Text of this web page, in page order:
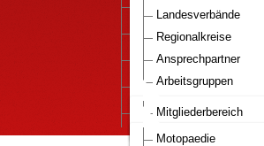
Landesverbände
Regionalkreise
Ansprechpartner
Arbeitsgruppen
Pressestimmen
DBM e.V.-Bestellservice
Mitglied werden..
Mitgliederbereich
Aufnahmeantrag
Infos Motopaedie
Motopaedie